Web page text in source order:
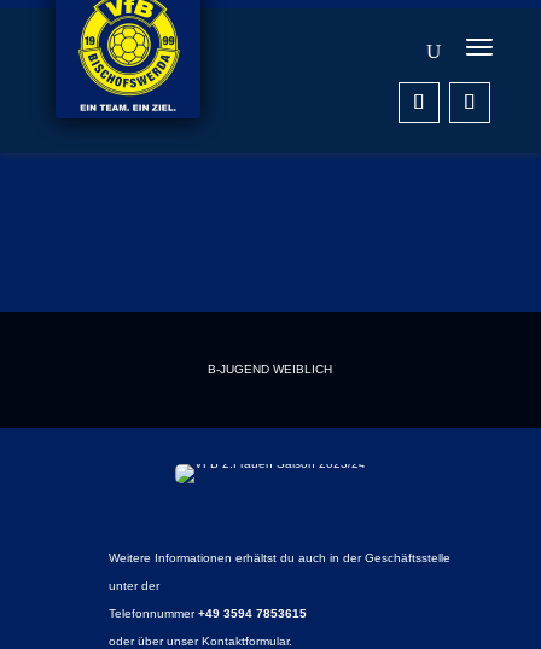
B-JUGEND WEIBLICH
Weitere Informationen erhältst du auch in der Geschäftsstelle
unter der
Telefonnummer+49 3594 7853615
oder über unser Kontaktformular.